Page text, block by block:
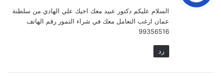
ل
السلام عليكم دكتور عبيد معك اخيك علي الهادي من سلطنة
عمان ارغب التعامل معك في شراء التمور رقم الهاتف
99356516
رد